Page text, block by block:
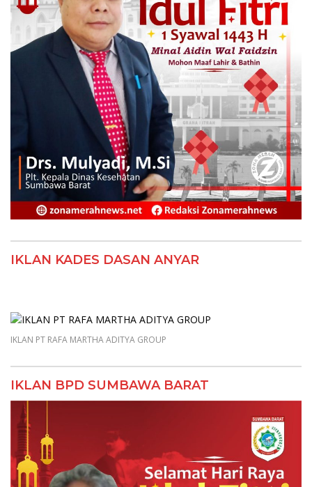
IKLAN KADES DASAN ANYAR
IKLAN PT RAFA MARTHA ADITYA GROUP
IKLAN BPD SUMBAWA BARAT